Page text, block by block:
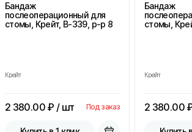
Бандаж
послеоперационный для
стомы, Крейт, В-339, р-р 8
Крейт
2 380.00₽ / шт Под заказ
Бандаж
стомы,
Крейт
2 380.00